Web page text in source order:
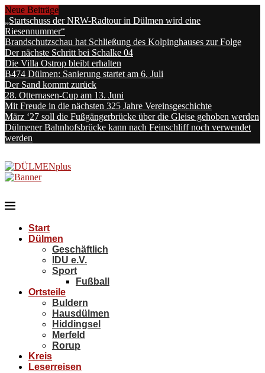
Neue Beiträge
„Startschuss der NRW-Radtour in Dülmen wird eine
Riesennummer“
Brandschutzschau hat Schließung des Kolpinghauses zur Folge
Der nächste Schritt bei Schalke 04
Die Villa Ostrop bleibt erhalten
B474 Dülmen: Sanierung startet am 6. Juli
Der Sand kommt zurück
28. Otternasen-Cup am 13. Juni
Mit Freude in die nächsten 325 Jahre Vereinsgeschichte
März ‘27 soll die Fußgängerbrücke über die Gleise gehoben werden
Dülmener Bahnhofsbrücke kann nach Feinschliff noch verwendet
werden
Start
Dülmen
Geschäftlich
IDU e.V.
Sport
Fußball
Ortsteile
Buldern
Hausdülmen
Hiddingsel
Merfeld
Rorup
Kreis
Leserreisen